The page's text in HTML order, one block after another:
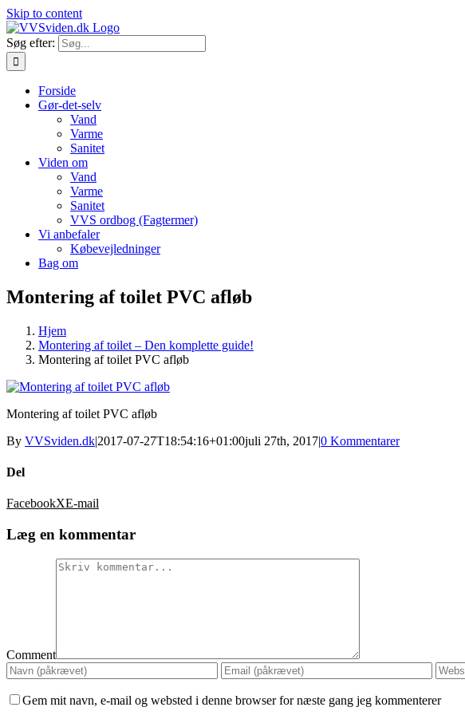
Skip to content
Søg efter:
Forside
Gør-det-selv
Vand
Varme
Sanitet
Viden om
Vand
Varme
Sanitet
VVS ordbog (Fagtermer)
Vi anbefaler
Købevejledninger
Bag om
Montering af toilet PVC afløb
Hjem
Montering af toilet – Den komplette guide!
Montering af toilet PVC afløb
Montering af toilet PVC afløb
By VVSviden.dk|2017-07-27T18:54:16+01:00juli 27th, 2017|0 Kommentarer
Del
FacebookXE-mail
Læg en kommentar
Comment
Gem mit navn, e-mail og websted i denne browser for næste gang jeg kommenterer